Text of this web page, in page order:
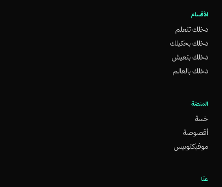
الأقسام
دخلك تتعلم
دخلك بحكيلك
دخلك بتعيش
دخلك بالعالم
المنصّة
خسة
أقصوصة
موفيكتوبيس
عنّا